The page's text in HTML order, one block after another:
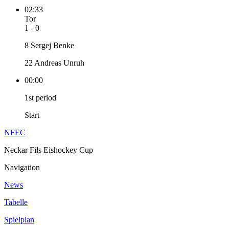
02:33
Tor
1 - 0
8 Sergej Benke
22 Andreas Unruh
00:00
1st period
Start
NFEC
Neckar Fils Eishockey Cup
Navigation
News
Tabelle
Spielplan